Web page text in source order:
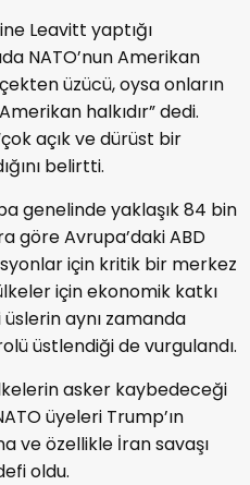
Leavitt yaptığı
NATO’nun Amerikan
üzücü, oysa onların
halkıdır” dedi.
açık ve dürüst bir
belirtti.
genelinde yaklaşık 84 bin
göre Avrupa’daki ABD
için kritik bir merkez
için ekonomik katkı
aynı zamanda
rolü üstlendiği de vurgulandı.
asker kaybedeceği
üyeleri Trump’ın
ve özellikle İran savaşı
oldu.